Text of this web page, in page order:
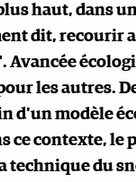
haut, dans
dit, recourir
Avancée
les autres.
d'un modèle
ce contexte, le
technique du